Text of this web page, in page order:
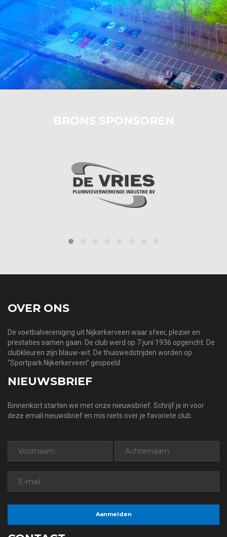
BRONS SPONSOREN
OVER ONS
De voetbalvereniging uit Nijkerkerveen waar sfeer, plezier en
prestaties samen gaan. De club werd op 7 juni 1936 opgericht. De
clubkleuren zijn blauw-wit. De thuiswedstrijden worden op
“Sportpark Nijkerkerveen” gespeeld.
NIEUWSBRIEF
Binnenkort starten we met onze nieuwsbrief. Schrijf je in voor
deze email nieuwsbrief en mis niets over je favoriete club.